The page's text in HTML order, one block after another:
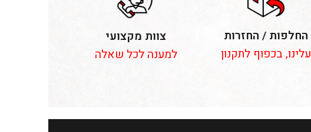
החלפות / החזרות
עלינו, בכפוף לתקנון
צוות מקצועי
למענה לכל שאלה